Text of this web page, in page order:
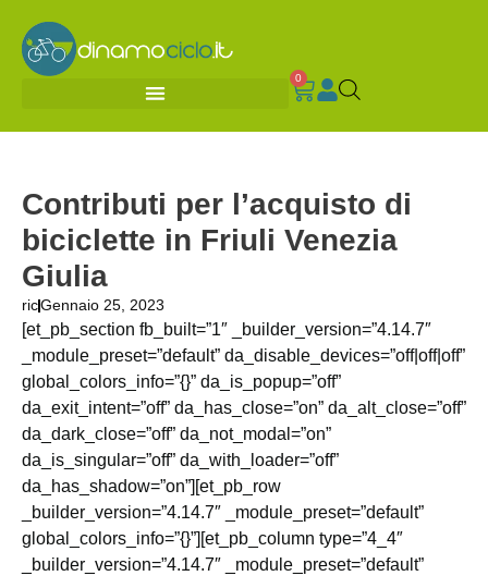
0
Contributi per l’acquisto di
biciclette in Friuli Venezia
Giulia
ricGennaio 25, 2023
[et_pb_section fb_built=”1″ _builder_version=”4.14.7″
_module_preset=”default” da_disable_devices=”off|off|off”
global_colors_info=”{}” da_is_popup=”off”
da_exit_intent=”off” da_has_close=”on” da_alt_close=”off”
da_dark_close=”off” da_not_modal=”on”
da_is_singular=”off” da_with_loader=”off”
da_has_shadow=”on”][et_pb_row
_builder_version=”4.14.7″ _module_preset=”default”
global_colors_info=”{}”][et_pb_column type=”4_4″
_builder_version=”4.14.7″ _module_preset=”default”